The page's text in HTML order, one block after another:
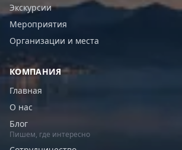
Экскурсии
Мероприятия
Организации и места
КОМПАНИЯ
Главная
О нас
Блог
Пишем, где интересно